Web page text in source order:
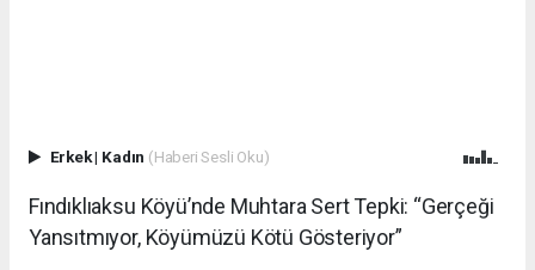
Erkek| Kadın (Haberi Sesli Oku)
Fındıklıaksu Köyü’nde Muhtara Sert Tepki: “Gerçeği
Yansıtmıyor, Köyümüzü Kötü Gösteriyor”